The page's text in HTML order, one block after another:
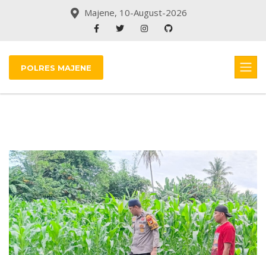
Majene, 10-August-2026
POLRES MAJENE